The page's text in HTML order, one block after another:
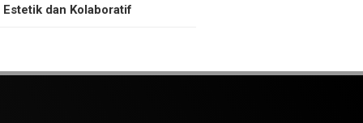
Estetik dan Kolaboratif